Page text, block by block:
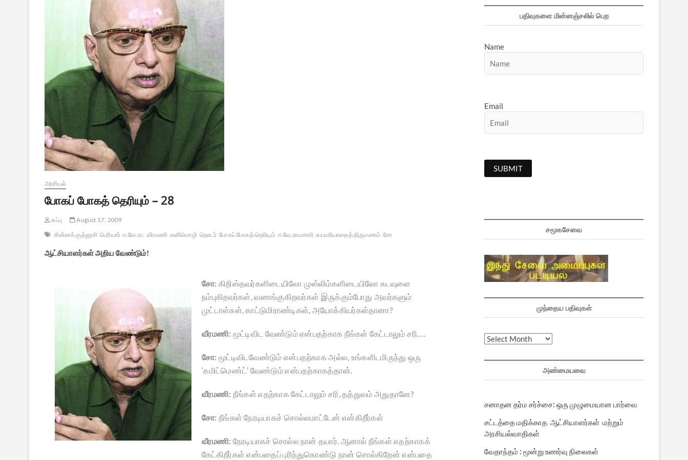
அரசியல்
போகப் போகத் தெரியும் – 28
சுப்பு
August 17, 2009
சின்னக் குத்தூசி பெரியார் ஈ.வே.ரா. வீரமணி கனிமொழி தொடர் போகப் போகத் தெரியும் ஈ.வே.ராமசாமி சுயமரியாதைத் திருமணம் சோ
ஆட்சியாளர்கள் அறிய வேண்டும்!
சோ: கிறிஸ்தவர்களிடையிலோ முஸ்லிம்களிடையிலோ கடவுளை
நம்புகிறவர்கள், வணங்குகிறவர்கள் இருக்கும்போது அவர்களும்
முட்டாள்கள், காட்டுமிராண்டிகள், அயோக்கியர்கள்தானா?
வீரமணி: மூட்டிவிட வேண்டும் என்பதற்காக நீங்கள் கேட்டாலும் சரி….
சோ: மூட்டிவிடவேண்டும் என்பதற்காக அல்ல, உங்களிடமிருந்து ஒரு
‘கமிட்மெண்ட்’ வேண்டும் என்பதற்காகத்தான்.
வீரமணி: நீங்கள் எதற்காக கேட்டாலும் சரி, தத்துவம் அதுதானே?
சோ: நீங்கள் நேரடியாகச் சொல்லமாட்டேன் என்கிறீர்கள்
வீரமணி: நேரடியாகச் சொல்ல நான் தயார். ஆனால் நீங்கள் எதற்காகக்
கேட்கிறீர்கள் என்பதைப் புரிந்துகொண்டு நான் சொல்கிறேன் என்பதை
பதிவுகளை மின்னஞ்சலில் பெற
Name
Email
சமூகசேவை
முந்தைய பதிவுகள்
முந்தைய
அண்மையவை
சனாதன தர்ம சர்ச்சை: ஒரு முழுமையான பார்வை
சட்டத்தை மதிக்காத ஆட்சியாளர்கள் மற்றும்
அரசியல்வாதிகள்
வேதாந்தம் : மூன்று உணர்வு நிலைகள்